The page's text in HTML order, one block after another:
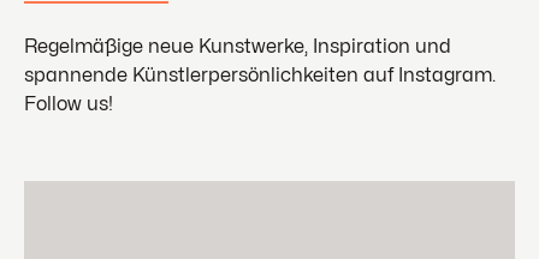
Regelmäßige neue Kunstwerke, Inspiration und
spannende Künstlerpersönlichkeiten auf Instagram.
Follow us!